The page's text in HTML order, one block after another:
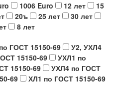
1006 Euro 12 лет
15
20ъ 25 лет
30 лет
8 лет
ГОСТ 15150-69
У2, УХЛ4
15150-69
УХЛ1 по
15150-69
УХЛ4 по ГОСТ
69
ХЛ1 по ГОСТ 15150-69